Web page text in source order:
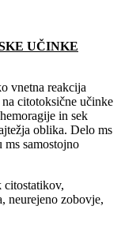
UČINKE
vnetna reakcija
citotoksične učinke
in sek
oblika. Delo ms
samostojno
citostatikov,
neurejeno zobovje,